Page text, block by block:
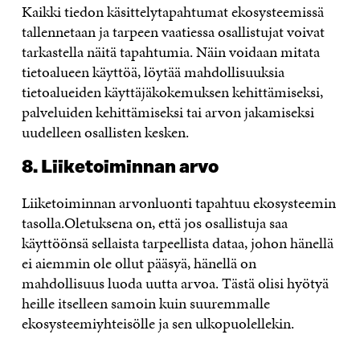
Kaikki tiedon käsittelytapahtumat ekosysteemissä
tallennetaan ja tarpeen vaatiessa osallistujat voivat
tarkastella näitä tapahtumia. Näin voidaan mitata
tietoalueen käyttöä, löytää mahdollisuuksia
tietoalueiden käyttäjäkokemuksen kehittämiseksi,
palveluiden kehittämiseksi tai arvon jakamiseksi
uudelleen osallisten kesken.
8. Liiketoiminnan arvo
Liiketoiminnan arvonluonti tapahtuu ekosysteemin
tasolla.Oletuksena on, että jos osallistuja saa
käyttöönsä sellaista tarpeellista dataa, johon hänellä
ei aiemmin ole ollut pääsyä, hänellä on
mahdollisuus luoda uutta arvoa. Tästä olisi hyötyä
heille itselleen samoin kuin suuremmalle
ekosysteemiyhteisölle ja sen ulkopuolellekin.